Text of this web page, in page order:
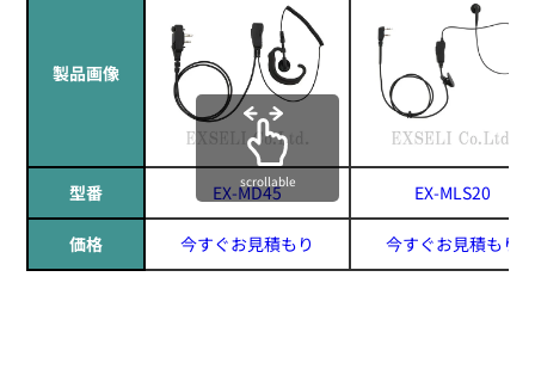
製品画像
型番 EX-MD45 EX-MLS20
価格 今すぐお見積もり 今すぐお見積もり
scrollable